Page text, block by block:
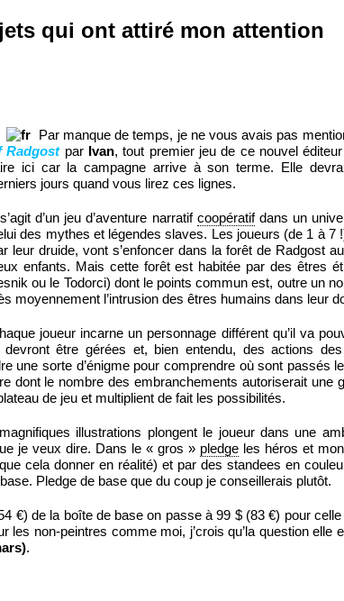
qui ont attiré mon attention
Par manque de temps, je ne vous avais pas
Radgost par Ivan, tout premier jeu de ce nouvel
ici car la campagne arrive à son terme. Elle
jours quand vous lirez ces lignes.
d’un jeu d’aventure narratif coopératifdans un
des mythes et légendes slaves. Les joueurs (de 1 à 7
leur druide, vont s’enfoncer dans la forêt de Radgost
enfants. Mais cette forêt est habitée par des êtres
ou le Todorci) dont le points commun est, outre un
moyennement l’intrusion des êtres humains dans leur
joueur incarne un personnage différent qu’il va
être gérées et, bien entendu, des actions
une sorte d’énigme pour comprendre où sont passés
dont le nombre des embranchements autoriserait une
de jeu et multiplient de fait les possibilités.
illustrations plongent le joueur dans une
je veux dire. Dans le « gros » pledgeles héros et
cela donner en réalité) et par des standees en
Pledge de base que du coup je conseillerais plutôt.
€) de la boîte de base on passe à 99 $ (83 €) pour
les non-peintres comme moi, j’crois qu’la question elle
.